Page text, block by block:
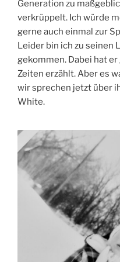
Generation zu
verkrüppelt. Ich würde
gerne auch einmal zur
Leider bin ich zu seinen
gekommen. Dabei hat
Zeiten erzählt. Aber es
wir sprechen jetzt über
White.